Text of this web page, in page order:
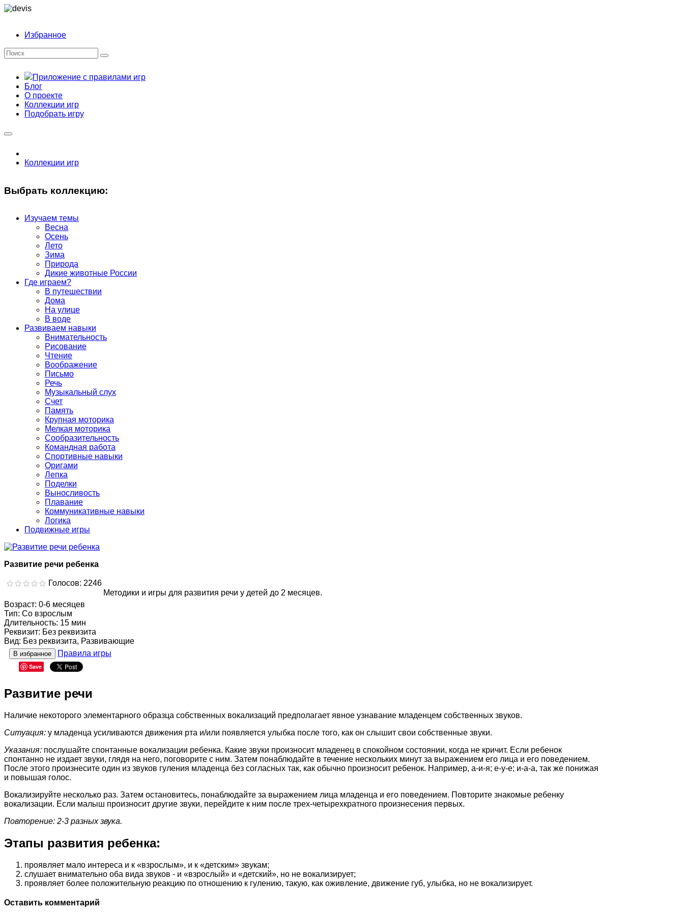
Избранное
Приложение с правилами игр
Блог
О проекте
Коллекции игр
Подобрать игру
Коллекции игр
Выбрать коллекцию:
Изучаем темы
Весна
Осень
Лето
Зима
Природа
Дикие животные России
Где играем?
В путешествии
Дома
На улице
В воде
Развиваем навыки
Внимательность
Рисование
Чтение
Воображение
Письмо
Речь
Музыкальный слух
Счет
Память
Крупная моторика
Мелкая моторика
Сообразительность
Командная работа
Спортивные навыки
Оригами
Лепка
Поделки
Выносливость
Плавание
Коммуникативные навыки
Логика
Подвижные игры
Развитие речи ребенка
Голосов: 2246
Методики и игры для развития речи у детей до 2 месяцев.
Возраст: 0-6 месяцев
Тип: Со взрослым
Длительность: 15 мин
Реквизит: Без реквизита
Вид: Без реквизита, Развивающие
В избранное Правила игры
Save
Развитие речи
Наличие некоторого элементарного образца собственных вокализаций предполагает явное узнавание младенцем собственных звуков.
Ситуация: у младенца усиливаются движения рта и/или появляется улыбка после того, как он слышит свои собственные звуки.
Указания: послушайте спонтанные вокализации ребенка. Какие звуки произносит младенец в спокойном состоянии, когда не кричит. Если ребенок
спонтанно не издает звуки, глядя на него, поговорите с ним. Затем понаблюдайте в течение нескольких минут за выражением его лица и его поведением.
После этого произнесите один из звуков гуления младенца без согласных так, как обычно произносит ребенок. Например, а-и-я; е-у-е; и-а-а, так же понижая
и повышая голос.
Вокализируйте несколько раз. Затем остановитесь, понаблюдайте за выражением лица младенца и его поведением. Повторите знакомые ребенку
вокализации. Если малыш произносит другие звуки, перейдите к ним после трех-четырехкратного произнесения первых.
Повторение: 2-3 разных звука.
Этапы развития ребенка:
проявляет мало интереса и к «взрослым», и к «детским» звукам;
слушает внимательно оба вида звуков - и «взрослый» и «детский», но не вокализирует;
проявляет более положительную реакцию по отношению к гулению, такую, как оживление, движение губ, улыбка, но не вокализирует.
Оставить комментарий